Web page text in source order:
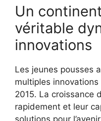
Un
véritable
innovations
Les jeunes pousses
multiples
2015. La croissance
rapidement et leur